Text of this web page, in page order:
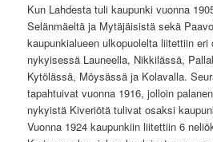
Kun Lahdesta tuli kaupunki vuonna
Selänmäeltä ja Mytäjäisistä sekä
kaupunkialueen ulkopuolelta liitettiin
nykyisessä Launeella, Nikkilässä,
Kytölässä, Möysässä ja Kolavalla.
tapahtuivat vuonna 1916, jolloin
nykyistä Kiveriötä tulivat osaksi
Vuonna 1924 kaupunkiin liitettiin 6